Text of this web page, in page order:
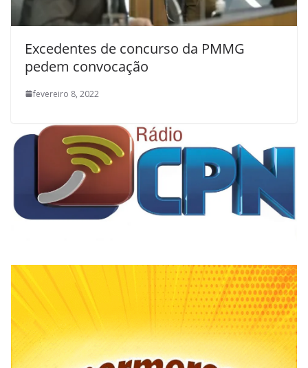
Excedentes de concurso da PMMG
pedem convocação
fevereiro 8, 2022